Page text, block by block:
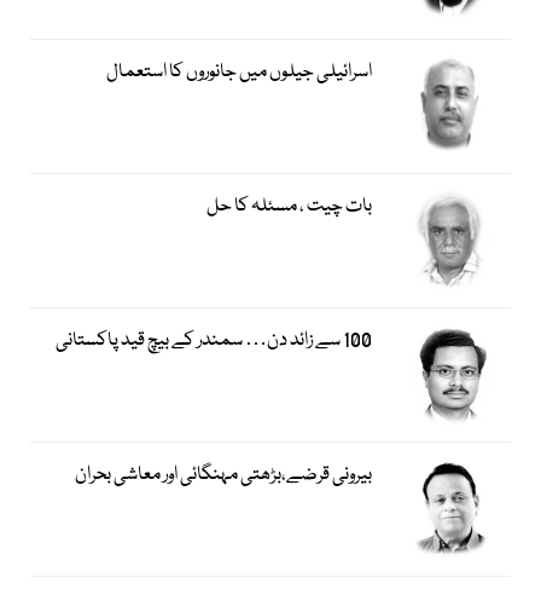
اسرائیلی جیلوں میں جانوروں کا استعمال
بات چیت ، مسئلہ کا حل
100 سے زائد دن… سمندر کے بیچ قید پاکستانی
بیرونی قرضے،بڑھتی مہنگائی اور معاشی بحران